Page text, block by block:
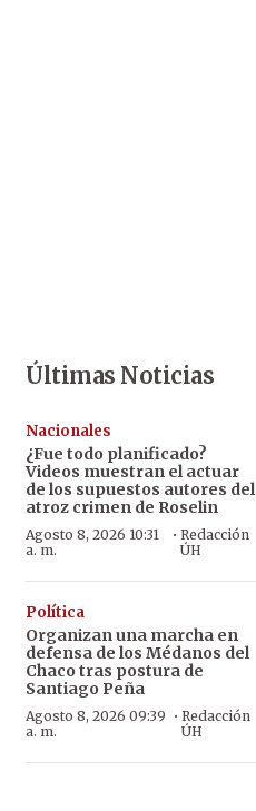
Últimas Noticias
Nacionales
¿Fue todo planificado?
Videos muestran el actuar
de los supuestos autores del
atroz crimen de Roselin
Agosto 8, 2026 10:31
a. m.
· Redacción
ÚH
Política
Organizan una marcha en
defensa de los Médanos del
Chaco tras postura de
Santiago Peña
Agosto 8, 2026 09:39
a. m.
·Redacción
ÚH